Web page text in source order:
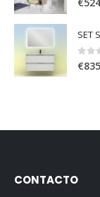
SET
0
€
CONTACTO